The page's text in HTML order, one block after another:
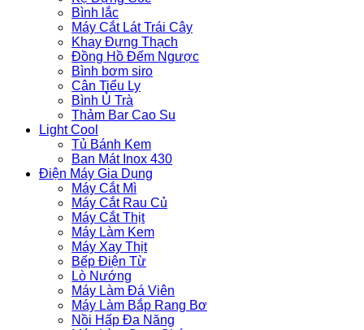
Bình lắc
Máy Cắt Lát Trái Cây
Khay Đựng Thạch
Đồng Hồ Đếm Ngược
Bình bơm siro
Cân Tiểu Ly
Bình Ủ Trà
Thảm Bar Cao Su
Light Cool
Tủ Bánh Kem
Ban Mát Inox 430
Điện Máy Gia Dụng
Máy Cắt Mì
Máy Cắt Rau Củ
Máy Cắt Thịt
Máy Làm Kem
Máy Xay Thịt
Bếp Điện Từ
Lò Nướng
Máy Làm Đá Viên
Máy Làm Bắp Rang Bơ
Nồi Hấp Đa Năng